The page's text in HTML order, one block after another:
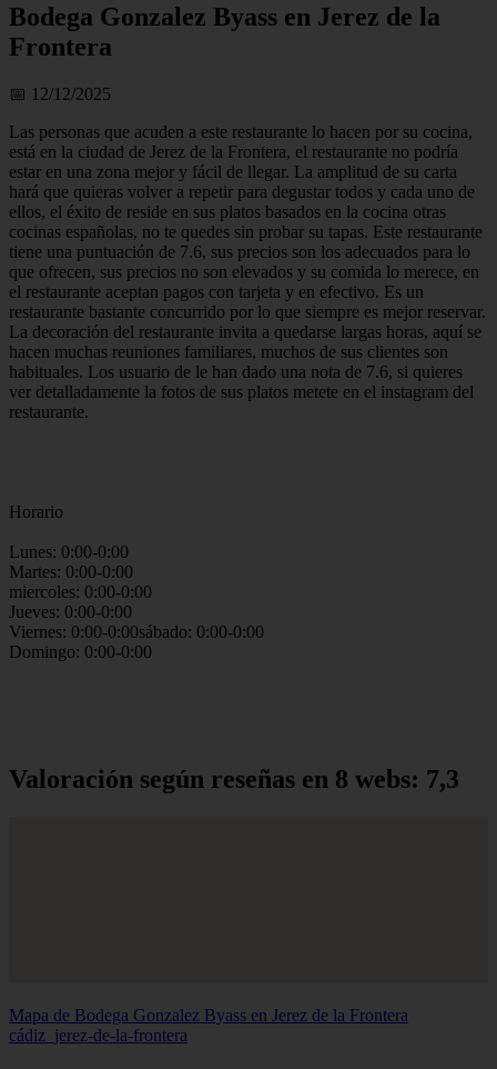
Bodega Gonzalez Byass en Jerez de la
Frontera
📅 12/12/2025
Las personas que acuden a este restaurante lo hacen por su cocina,
está en la ciudad de Jerez de la Frontera, el restaurante no podría
estar en una zona mejor y fácil de llegar. La amplitud de su carta
hará que quieras volver a repetir para degustar todos y cada uno de
ellos, el éxito de reside en sus platos basados en la cocina otras
cocinas españolas, no te quedes sin probar su tapas. Este restaurante
tiene una puntuación de 7.6, sus precios son los adecuados para lo
que ofrecen, sus precios no son elevados y su comida lo merece, en
el restaurante aceptan pagos con tarjeta y en efectivo. Es un
restaurante bastante concurrido por lo que siempre es mejor reservar.
La decoración del restaurante invita a quedarse largas horas, aquí se
hacen muchas reuniones familiares, muchos de sus clientes son
habituales. Los usuario de le han dado una nota de 7.6, si quieres
ver detalladamente la fotos de sus platos metete en el instagram del
restaurante.
Horario
Lunes: 0:00-0:00
Martes: 0:00-0:00
miercoles: 0:00-0:00
Jueves: 0:00-0:00
Viernes: 0:00-0:00sábado: 0:00-0:00
Domingo: 0:00-0:00
Valoración según reseñas en 8 webs: 7,3
Mapa de Bodega Gonzalez Byass en Jerez de la Frontera
cádiz_jerez-de-la-frontera